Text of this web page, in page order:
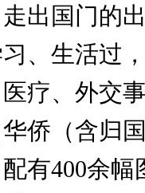
出国门的
、生活过
疗、外交
侨（含归
有400余幅